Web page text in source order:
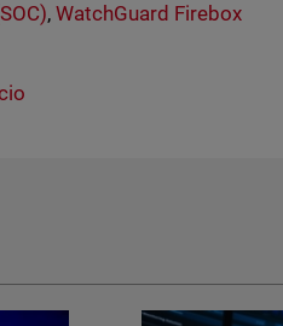
, WatchGuard Firebox